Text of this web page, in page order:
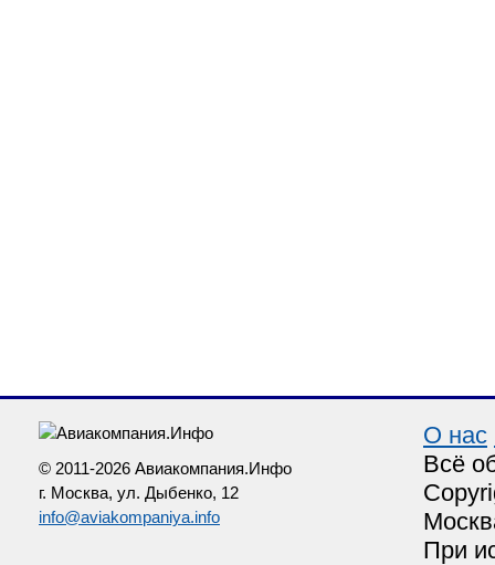
© 2011-2026 Авиакомпания.Инфо
г. Москва, ул. Дыбенко, 12
info@aviakompaniya.info
О нас
Всё
При